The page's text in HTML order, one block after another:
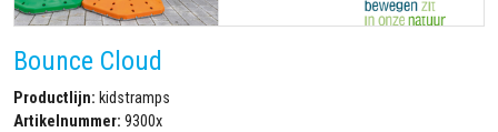
Bounce Cloud
Productlijn: kidstramps
Artikelnummer: 9300x